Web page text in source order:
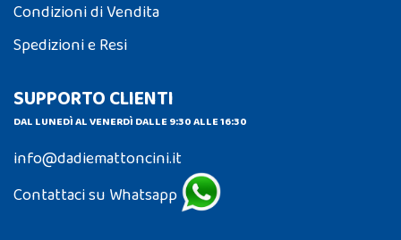
Condizioni di Vendita
Spedizioni e Resi
SUPPORTO CLIENTI
DAL LUNEDÌ AL VENERDÌ DALLE 9:30 ALLE 16:30
info@dadiemattoncini.it
Contattaci su Whatsapp